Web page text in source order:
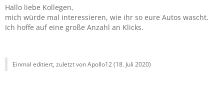
Hallo liebe Kollegen,
mich würde mal interessieren, wie ihr so eure Autos wascht.
Ich hoffe auf eine große Anzahl an Klicks.
Einmal editiert, zuletzt von Apollo12 (18. Juli 2020)